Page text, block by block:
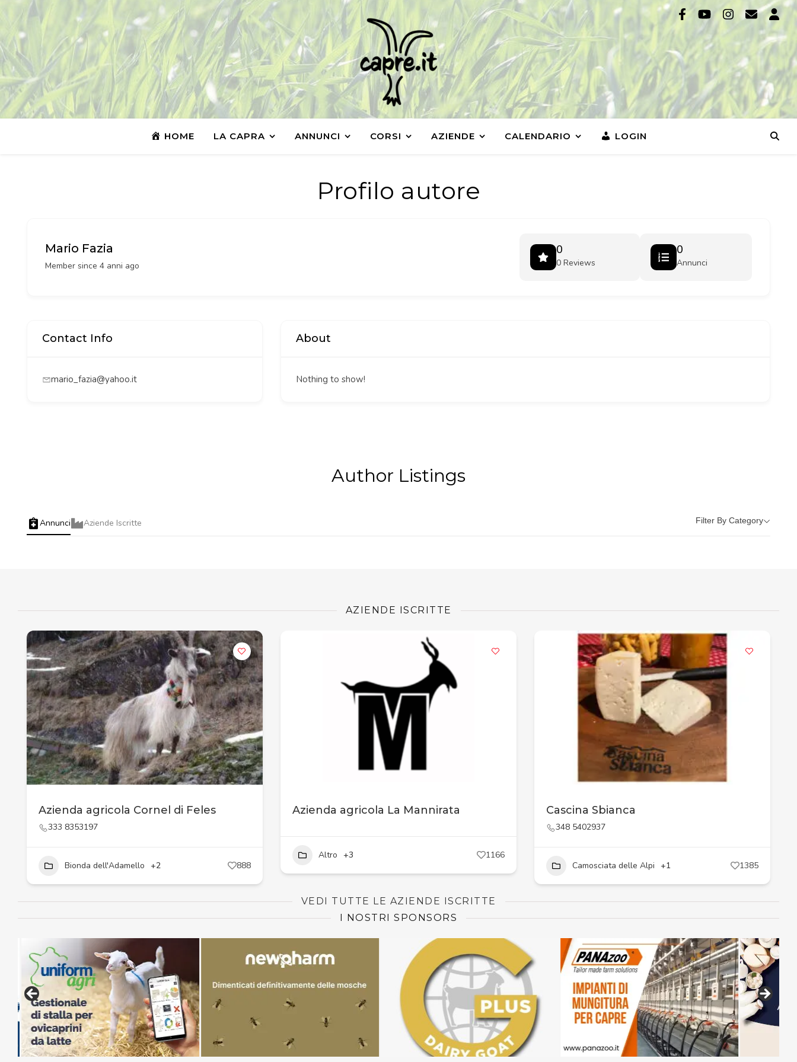
HOME LA CAPRA ANNUNCI CORSI AZIENDE CALENDARIO LOGIN
Profilo autore
Mario Fazia
Member since 4 anni ago
0
0 Reviews
0
Annunci
Contact Info
mario_fazia@yahoo.it
About
Nothing to show!
Author Listings
Annunci Aziende Iscritte Filter By Category
AZIENDE ISCRITTE
Azienda agricola Cornel di Feles
333 8353197
Bionda dell'Adamello +2 888
Azienda agricola La Mannirata
Altro +3 1166
Cascina Sbianca
348 5402937
Camosciata delle Alpi +1 1385
VEDI TUTTE LE AZIENDE ISCRITTE
I NOSTRI SPONSORS